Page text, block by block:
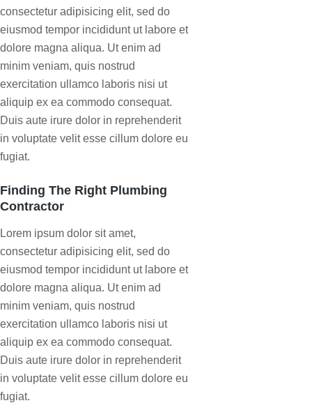
consectetur adipisicing elit, sed do
eiusmod tempor incididunt ut labore et
dolore magna aliqua. Ut enim ad
minim veniam, quis nostrud
exercitation ullamco laboris nisi ut
aliquip ex ea commodo consequat.
Duis aute irure dolor in reprehenderit
in voluptate velit esse cillum dolore eu
fugiat.
Finding The Right Plumbing
Contractor
Lorem ipsum dolor sit amet,
consectetur adipisicing elit, sed do
eiusmod tempor incididunt ut labore et
dolore magna aliqua. Ut enim ad
minim veniam, quis nostrud
exercitation ullamco laboris nisi ut
aliquip ex ea commodo consequat.
Duis aute irure dolor in reprehenderit
in voluptate velit esse cillum dolore eu
fugiat.